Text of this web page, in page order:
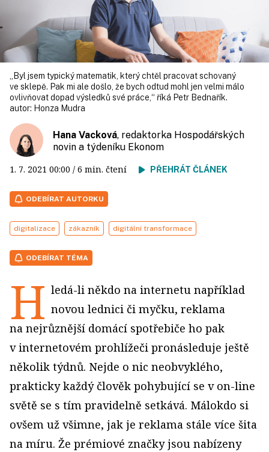
„Byl jsem typický matematik, který chtěl pracovat schovaný
ve sklepě. Pak mi ale došlo, že bych odtud mohl jen velmi málo
ovlivňovat dopad výsledků své práce,“ říká Petr Bednařík.
autor: Honza Mudra
Hana Vacková, redaktorka Hospodářských
novin a týdeníku Ekonom
1. 7. 2021 00:00 / 6 min. čtení PŘEHRÁT ČLÁNEK
ODEBÍRAT AUTORKU
digitalizace zákazník digitální transformace
ODEBÍRAT TÉMA
H ledá-li někdo na internetu například
novou lednici či myčku, reklama
na nejrůznější domácí spotřebiče ho pak
v internetovém prohlížeči pronásleduje ještě
několik týdnů. Nejde o nic neobvyklého,
prakticky každý člověk pohybující se v on-line
světě se s tím pravidelně setkává. Málokdo si
ovšem už všimne, jak je reklama stále více šita
na míru. Že prémiové značky jsou nabízeny